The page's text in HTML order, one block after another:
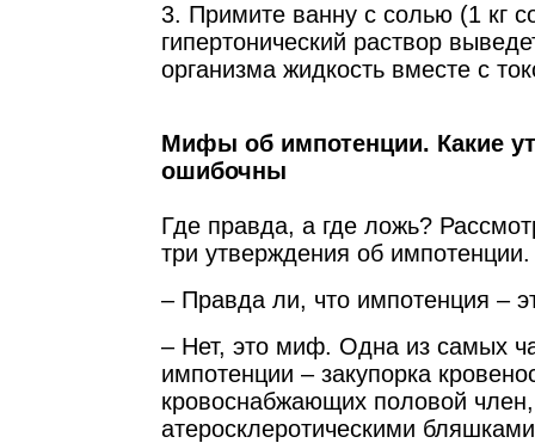
3. Примите ванну с солью (1 кг
гипертонический раствор
организма жидкость вместе с
Мифы об импотенции. Какие
ошибочны
Где правда, а где ложь?
три утверждения об импотенции.
– Правда ли, что импотенция –
– Нет, это миф. Одна из самых
импотенции – закупорка
кровоснабжающих половой член,
атеросклеротическими